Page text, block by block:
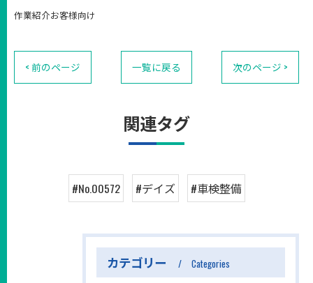
作業紹介お客様向け
< 前のページ 一覧に戻る 次のページ >
関連タグ
#No.00572 #デイズ #車検整備
カテゴリー Categories